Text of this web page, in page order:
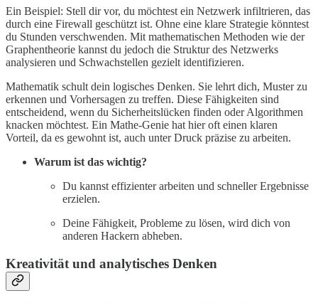
Ein Beispiel: Stell dir vor, du möchtest ein Netzwerk infiltrieren, das
durch eine Firewall geschützt ist. Ohne eine klare Strategie könntest
du Stunden verschwenden. Mit mathematischen Methoden wie der
Graphentheorie kannst du jedoch die Struktur des Netzwerks
analysieren und Schwachstellen gezielt identifizieren.
Mathematik schult dein logisches Denken. Sie lehrt dich, Muster zu
erkennen und Vorhersagen zu treffen. Diese Fähigkeiten sind
entscheidend, wenn du Sicherheitslücken finden oder Algorithmen
knacken möchtest. Ein Mathe-Genie hat hier oft einen klaren
Vorteil, da es gewohnt ist, auch unter Druck präzise zu arbeiten.
Warum ist das wichtig?
Du kannst effizienter arbeiten und schneller Ergebnisse
erzielen.
Deine Fähigkeit, Probleme zu lösen, wird dich von
anderen Hackern abheben.
Kreativität und analytisches Denken